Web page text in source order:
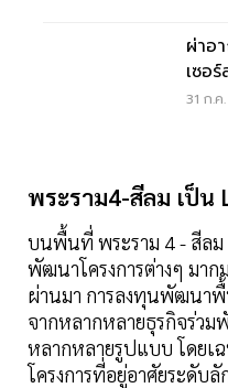
ผ่าอ
เซอ
31 ก.
พระราม4-สีลม เป็น
บนพื้นที่ พระราม 4 - สีลม
พัฒนาโครงการต่างๆ มา
ผ่านมา การลงทุนพัฒนา
จากหลากหลายธุรกิจร่วม
หลากหลายรูปแบบ โดยเ
โครงการที่อยู่อาศัยระดับลั